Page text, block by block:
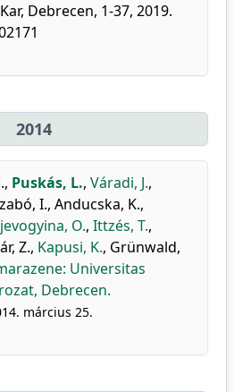
Debrecen, 1-37, 2019.
2014
, Puskás, L., Váradi, J.,
I., Anducska, K.,
O., Ittzés, T.,
Z., Kapusi, K., Grünwald,
Universitas
Debrecen.
március 25.